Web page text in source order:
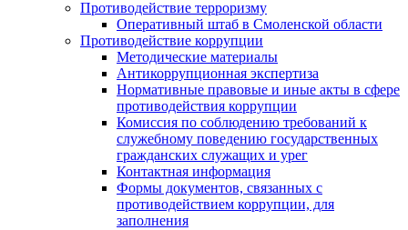
Противодействие терроризму
Оперативный штаб в Смоленской области
Противодействие коррупции
Методические материалы
Антикоррупционная экспертиза
Нормативные правовые и иные акты в сфере
противодействия коррупции
Комиссия по соблюдению требований к
служебному поведению государственных
гражданских служащих и урег
Контактная информация
Формы документов, связанных с
противодействием коррупции, для
заполнения